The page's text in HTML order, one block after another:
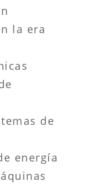
la era
de
energía